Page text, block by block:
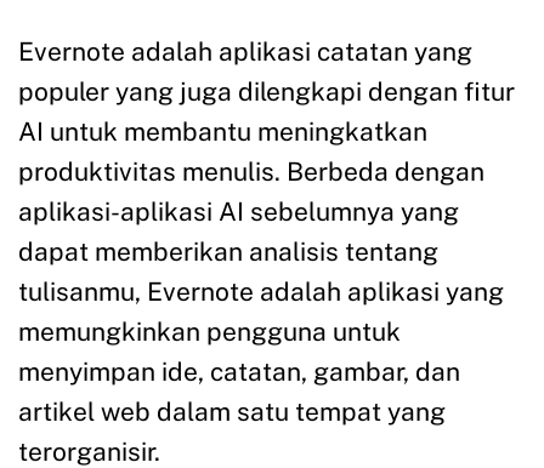
Evernote adalah aplikasi catatan yang
populer yang juga dilengkapi dengan fitur
AI untuk membantu meningkatkan
produktivitas menulis. Berbeda dengan
aplikasi-aplikasi AI sebelumnya yang
dapat memberikan analisis tentang
tulisanmu, Evernote adalah aplikasi yang
memungkinkan pengguna untuk
menyimpan ide, catatan, gambar, dan
artikel web dalam satu tempat yang
terorganisir.